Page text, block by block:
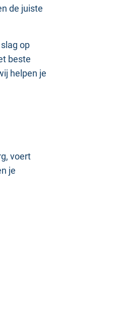
de juiste
op
beste
helpen je
voert
je